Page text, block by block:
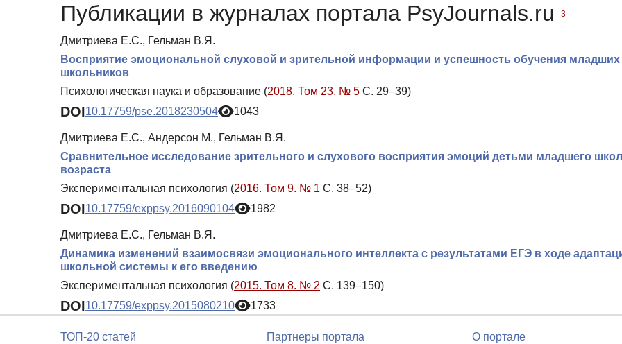
Публикации в журналах портала PsyJournals.ru 3
Дмитриева Е.С., Гельман В.Я.
Восприятие эмоциональной слуховой и зрительной информации и успешность обучения младших
школьников
Психологическая наука и образование (2018. Том 23. № 5 С. 29–39)
DOI10.17759/pse.2018230504 1043
Дмитриева Е.С., Андерсон М., Гельман В.Я.
Сравнительное исследование зрительного и слухового восприятия эмоций детьми младшего
возраста
Экспериментальная психология (2016. Том 9. № 1 С. 38–52)
DOI10.17759/exppsy.2016090104 1982
Дмитриева Е.С., Гельман В.Я.
Динамика изменений взаимосвязи эмоционального интеллекта с результатами ЕГЭ в ходе
школьной системы к его введению
Экспериментальная психология (2015. Том 8. № 2 С. 139–150)
DOI10.17759/exppsy.2015080210 1733
ТОП-20 статей Партнеры портала О портале